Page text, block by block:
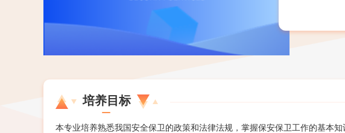
培养目标
本专业培养熟悉我国安全保卫的政策和法律法规，掌握保安保卫工作的基本